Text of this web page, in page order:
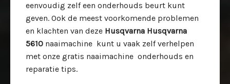
eenvoudig zelf een onderhouds beurt kunt
geven. Ook de meest voorkomende problemen
en klachten van deze Husqvarna Husqvarna
5610 naaimachine kunt u vaak zelf verhelpen
met onze gratis naaimachine onderhouds en
reparatie tips.